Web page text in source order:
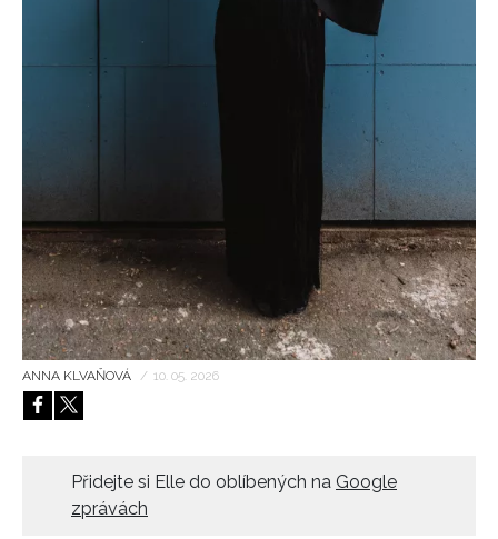
ANNA KLVAŇOVÁ / 10. 05. 2026
Přidejte si Elle do oblíbených na Google
zprávách